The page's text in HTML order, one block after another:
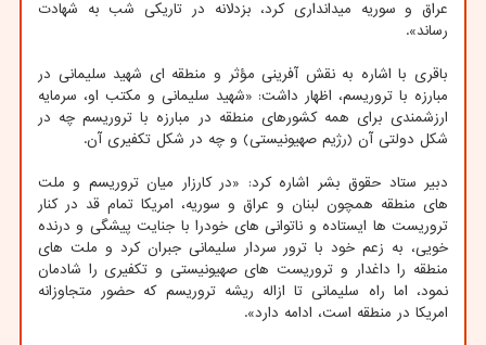
عراق و سوریه میدانداری کرد، بزدلانه در تاریکی شب به شهادت
رساند».
باقری با اشاره به نقش آفرینی مؤثر و منطقه ای شهید سلیمانی در
مبارزه با تروریسم، اظهار داشت: «شهید سلیمانی و مکتب او، سرمایه
ارزشمندی برای همه کشورهای منطقه در مبارزه با تروریسم چه در
شکل دولتی آن (رژیم صهیونیستی) و چه در شکل تکفیری آن.
دبیر ستاد حقوق بشر اشاره کرد: «در کارزار میان تروریسم و ملت
های منطقه همچون لبنان و عراق و سوریه، امریکا تمام قد در کنار
تروریست ها ایستاده و ناتوانی های خودرا با جنایت پیشگی و درنده
خویی، به زعم خود با ترور سردار سلیمانی جبران کرد و ملت های
منطقه را داغدار و تروریست های صهیونیستی و تکفیری را شادمان
نمود، اما راه سلیمانی تا ازاله ریشه تروریسم که حضور متجاوزانه
امریکا در منطقه است، ادامه دارد».